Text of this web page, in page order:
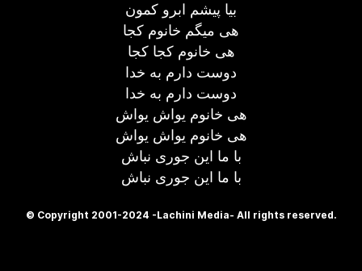
بیا پیشم ابرو کمون
هی میگم خانوم کجا
هی خانوم کجا کجا
دوست دارم به خدا
دوست دارم به خدا
هی خانوم یواش یواش
هی خانوم یواش یواش
با ما این جوری نباش
با ما این جوری نباش
© Copyright 2001-2024 -Lachini Media- All rights reserved.